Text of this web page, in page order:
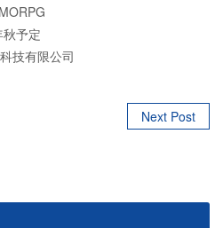
秋予定
技有限公司
Next Post